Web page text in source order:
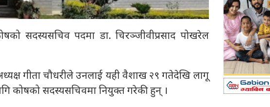
सदस्यसचिव पदमा डा. चिरञ्जीवीप्रसाद पोखरेल
गीता चौधरीले उनलाई यही वैशाख २९ गतेदेखि लागू
कोषको सदस्यसचिवमा नियुक्त गरेकी हुन् ।